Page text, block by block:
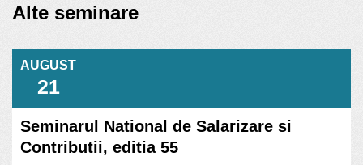
Alte seminare
AUGUST
21
Seminarul National de Salarizare si
Contributii, editia 55